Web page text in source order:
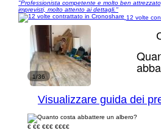
"Professionista competente e molto ben
imprevisti, molto attento ai dettagli."
12 volte
1/36
Visualizzare guida dei
€ €€ €€€ €€€€